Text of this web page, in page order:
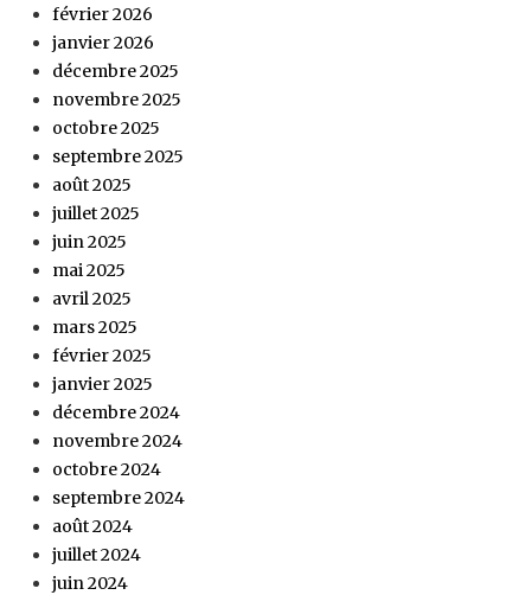
février 2026
janvier 2026
décembre 2025
novembre 2025
octobre 2025
septembre 2025
août 2025
juillet 2025
juin 2025
mai 2025
avril 2025
mars 2025
février 2025
janvier 2025
décembre 2024
novembre 2024
octobre 2024
septembre 2024
août 2024
juillet 2024
juin 2024